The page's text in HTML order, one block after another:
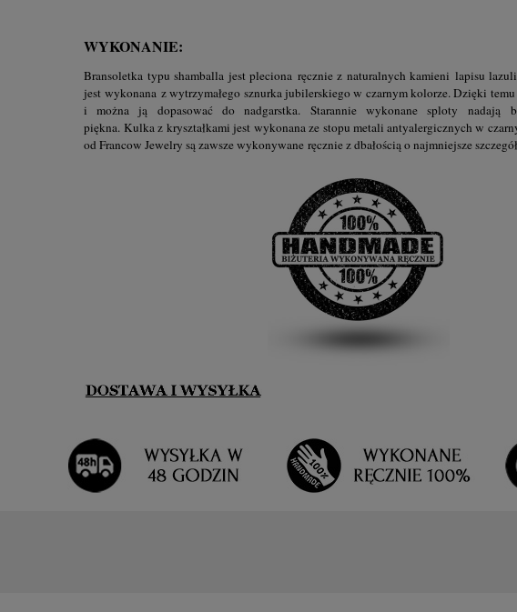
WYKONANIE:
Bransoletka typu shamballa jest pleciona ręcznie z naturalnych kamieni lapisu
jest wykonana z wytrzymałego sznurka jubilerskiego w czarnym kolorze. Dzięki temu
i można ją dopasować do nadgarstka. Starannie wykonane sploty nadają
piękna. Kulka z kryształkami jest wykonana ze stopu metali antyalergicznych w
od Francow Jewelry są zawsze wykonywane ręcznie z dbałością o najmniejsze